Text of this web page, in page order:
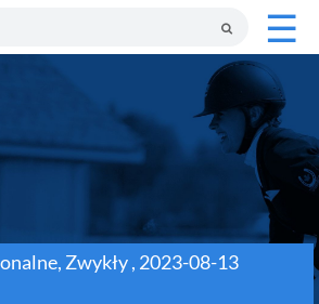
☰
Zwykły , 2023-08-13